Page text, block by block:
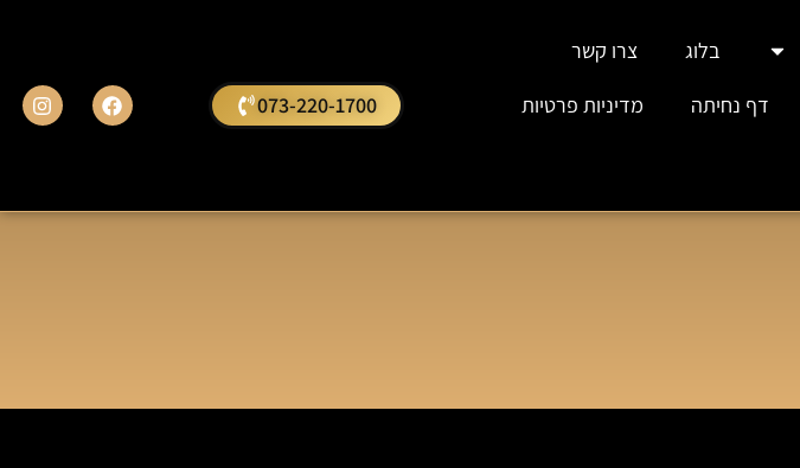
בלוג
צרו קשר
דף נחיתה
מדיניות פרטיות
073-220-1700